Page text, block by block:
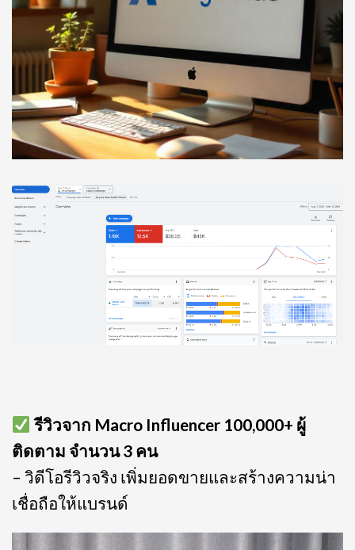
รีวิวจาก Macro Influencer 100,000+ ผู้
ติดตาม จำนวน 3 คน
– วิดีโอรีวิวจริง เพิ่มยอดขายและสร้างความน่า
เชื่อถือให้แบรนด์